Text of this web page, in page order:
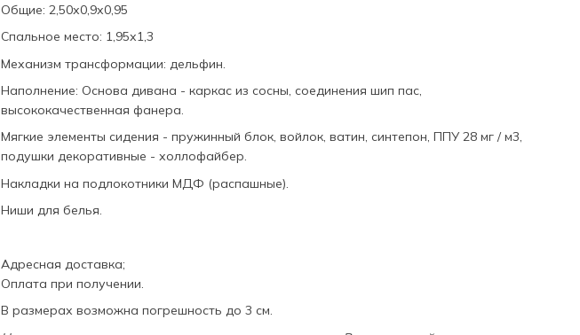
Общие: 2,50х0,9х0,95
Спальное место: 1,95х1,3
Механизм трансформации: дельфин.
Наполнение: Основа дивана - каркас из сосны, соединения шип пас,
высококачественная фанера.
Мягкие элементы сидения - пружинный блок, войлок, ватин, синтепон, ППУ 28 мг / м3,
подушки декоративные - холлофайбер.
Накладки на подлокотники МДФ (распашные).
Ниши для белья.
Адресная доставка;
Оплата при получении.
В размерах возможна погрешность до 3 см.